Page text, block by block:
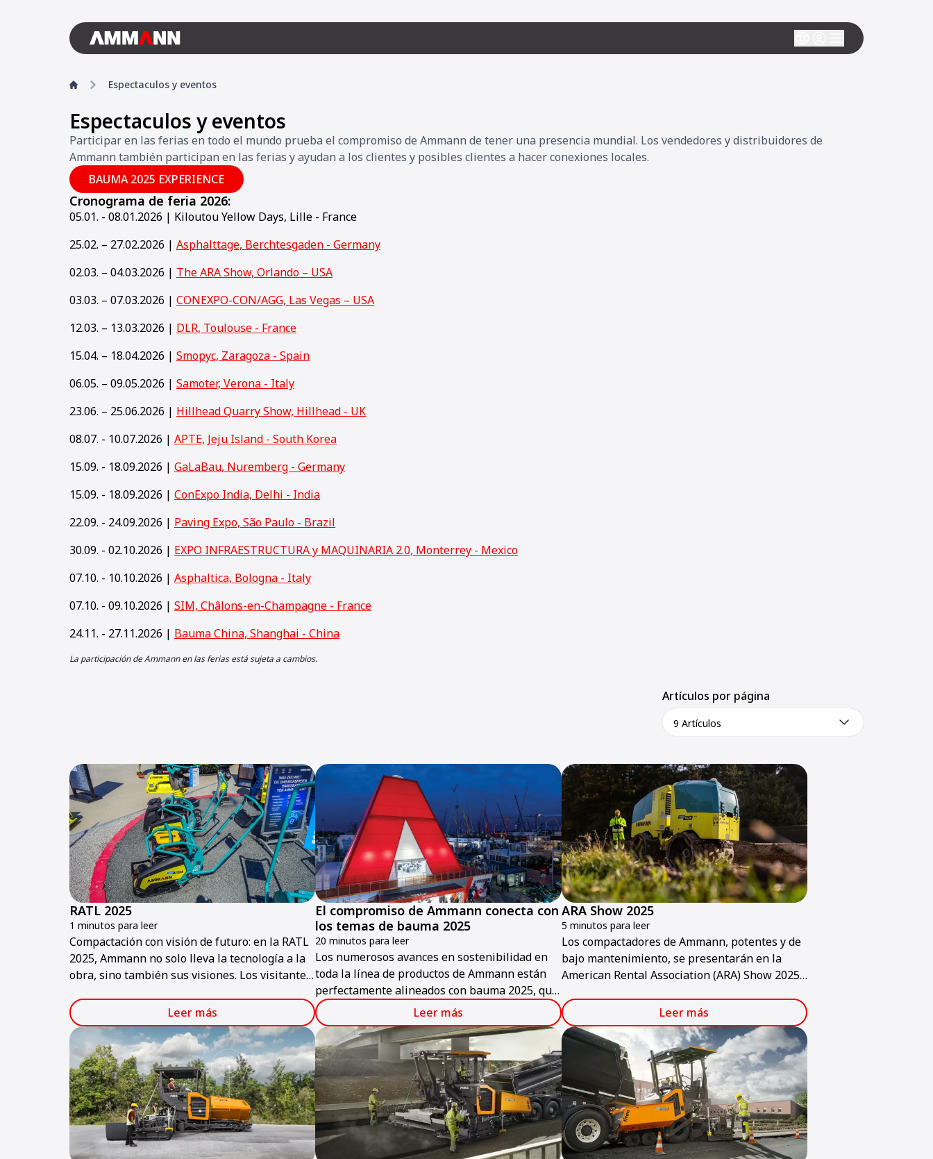
Espectaculos y eventos
Espectaculos y eventos
Participar en las ferias en todo el mundo prueba el compromiso de Ammann de tener una presencia mundial. Los vendedores y distribuidores de
Ammann también participan en las ferias y ayudan a los clientes y posibles clientes a hacer conexiones locales.
BAUMA 2025 EXPERIENCE
Cronograma de feria 2026:
05.01. - 08.01.2026 | Kiloutou Yellow Days, Lille - France
25.02. – 27.02.2026 | Asphalttage, Berchtesgaden - Germany
02.03. – 04.03.2026 | The ARA Show, Orlando – USA
03.03. – 07.03.2026 | CONEXPO-CON/AGG, Las Vegas – USA
12.03. – 13.03.2026 | DLR, Toulouse - France
15.04. – 18.04.2026 | Smopyc, Zaragoza - Spain
06.05. – 09.05.2026 | Samoter, Verona - Italy
23.06. – 25.06.2026 | Hillhead Quarry Show, Hillhead - UK
08.07. - 10.07.2026 | APTE, Jeju Island - South Korea
15.09. - 18.09.2026 | GaLaBau, Nuremberg - Germany
15.09. - 18.09.2026 | ConExpo India, Delhi - India
22.09. - 24.09.2026 | Paving Expo, São Paulo - Brazil
30.09. - 02.10.2026 | EXPO INFRAESTRUCTURA y MAQUINARIA 2.0, Monterrey - Mexico
07.10. - 10.10.2026 | Asphaltica, Bologna - Italy
07.10. - 09.10.2026 | SIM, Châlons-en-Champagne - France
24.11. - 27.11.2026 | Bauma China, Shanghai - China
La participación de Ammann en las ferias está sujeta a cambios.
Artículos por página
9 Artículos
RATL 2025
1 minutos para leer
Compactación con visión de futuro: en la RATL
2025, Ammann no solo lleva la tecnología a la
obra, sino también sus visiones. Los visitantes
combina potencia, sostenibilidad y tecnologías
inteligentes, preparadas para la obra del
mañana.
Leer más
El compromiso de Ammann conecta con
los temas de bauma 2025
20 minutos para leer
Los numerosos avances en sostenibilidad en
toda la línea de productos de Ammann están
perfectamente alineados con bauma 2025, que
se celebrará en Múnich del 7 al 13 de abril.
Leer más
ARA Show 2025
5 minutos para leer
Los compactadores de Ammann, potentes y de
bajo mantenimiento, se presentarán en la
American Rental Association (ARA) Show 2025,
de Las Vegas del jueves 30 de enero al sábado
1 de febrero.
Leer más